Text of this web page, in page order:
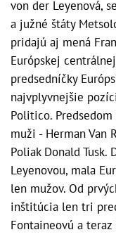
von der Leyenová,
a južné štáty
pridajú aj mená
Európskej
predsedníčky
najvplyvnejšie
Politico.
muži - Herman Van
Poliak Donald Tusk.
Leyenovou, mala
len mužov. Od
inštitúcia len tri
Fontaineovú a